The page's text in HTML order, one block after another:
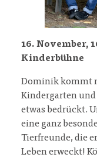
16. November,
Kinderbühne
Dominik kommt
Kindergarten und
etwas bedrückt.
eine ganz
Tierfreunde, die
Leben erweckt!